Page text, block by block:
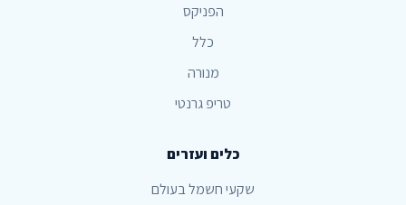
הפניקס
כלל
מנורה
טריפ גרנטי
כלים ועזרים
שקעי חשמל בעולם